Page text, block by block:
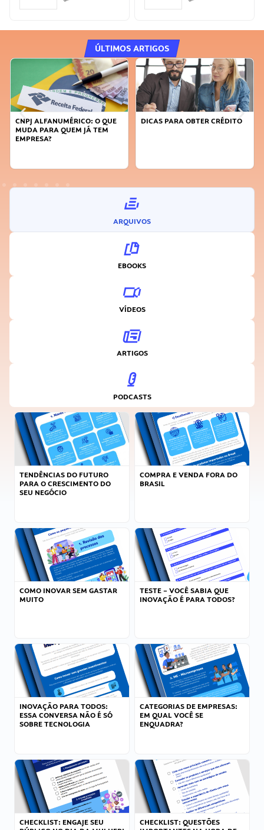
ÚLTIMOS ARTIGOS
DICAS PARA OBTER CRÉDITO
FAÇA A DIFERENÇA: SEJA
ARQUIVOS
EBOOKS
VÍDEOS
ARTIGOS
PODCASTS
TENDÊNCIAS DO FUTURO
PARA O CRESCIMENTO DO
SEU NEGÓCIO
COMPRA E VENDA FORA DO
BRASIL
COMO INOVAR SEM GASTAR
MUITO
TESTE – VOCÊ SABIA QUE
INOVAÇÃO É PARA TODOS?
INOVAÇÃO PARA TODOS:
ESSA CONVERSA NÃO É SÓ
SOBRE TECNOLOGIA
CATEGORIAS DE EMPRESAS:
EM QUAL VOCÊ SE
ENQUADRA?
CHECKLIST: ENGAJE SEU
CHECKLIST: QUESTÕES